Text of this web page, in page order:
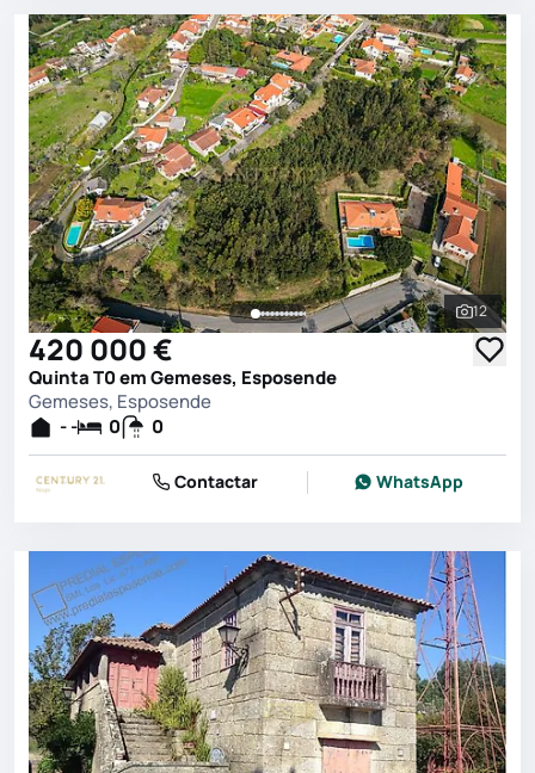
Ver
12
420 000 €
Quinta T0 em Gemeses, Esposende
Gemeses, Esposende
- -
0 0
Contactar WhatsApp